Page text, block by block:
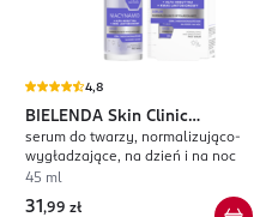
4,8
BIELENDA Skin Clinic
Professional Niacynamid
serum do twarzy, normalizująco-
wygładzające, na dzień i na noc
45 ml
31 ,99 zł